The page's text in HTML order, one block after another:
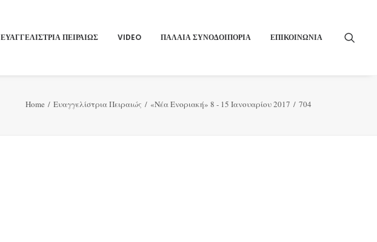
ΕΥΑΓΓΕΛΙΣΤΡΙΑ ΠΕΙΡΑΙΏΣ VIDEO ΠΑΛΑΙΑ ΣΥΝΟΔΟΙΠΟΡΙΑ ΕΠΙΚΟΙΝΩΝΙΑ
Home Ευαγγελίστρια Πειραιώς «Νέα Ενοριακή» 8 - 15 Ιανουαρίου 2017 704